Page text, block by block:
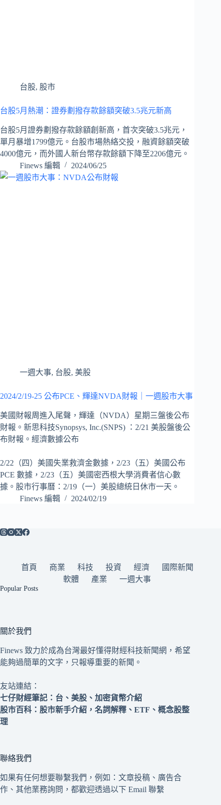
台股, 股市
台股5月熱潮：證券劃撥存款餘額突破3.5兆元新高
台股5月證券劃撥存款餘額創新高，首次突破3.5兆元，
單月暴增1799億元。台股市場熱絡交投，融資餘額突破
4000億元，而外國人新台幣存款餘額下降至2206億元。
Finews 編輯
2024/06/25
一週大事, 台股, 美股
2024/2/19-25 公布PCE、輝達NVDA財報｜一週股市大事
美國財報周進入尾聲，輝達（NVDA）星期三盤後公布
財報。新思科技Synopsys, Inc.(SNPS) ：2/21 美股盤後公
布財報。經濟數據公布
2/22（四）美國失業救濟金數據，2/23（五）美國公布
PCE 數據，2/23（五）美國密西根大學消費者信心數
據。股市行事曆：2/19（一）美股總統日休市一天。
Finews 編輯
2024/02/19
首頁 商業 科技 投資 經濟
國際新聞
軟體
產業 一週大事
Popular Posts
關於我們
Finews 致力於成為台灣最好懂得財經科技新聞網，希望
能夠過簡單的文字，只報導重要的新聞。
友站連結：
七仔財經筆記 ：台、美股、加密貨幣介紹
股市百科 ：股市新手介紹，名詞解釋、ETF、概念股整
理
聯絡我們
如果有任何想要聯繫我們，例如：文章投稿、廣告合
作、其他業務詢問，都歡迎透過以下 Email 聯繫